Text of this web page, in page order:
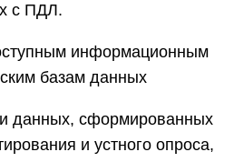
с ПДЛ.
информационным
базам данных
данных, сформированных
и устного опроса,